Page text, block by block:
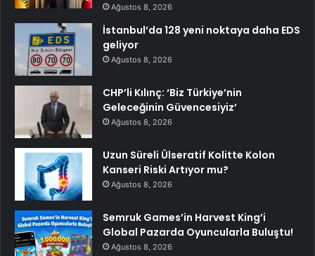
Ağustos 8, 2026
İstanbul’da 128 yeni noktaya daha EDS
geliyor
Ağustos 8, 2026
CHP’li Kılınç: ‘Biz Türkiye’nin
Geleceğinin Güvencesiyiz’
Ağustos 8, 2026
Uzun Süreli Ülseratif Kolitte Kolon
Kanseri Riski Artıyor mu?
Ağustos 8, 2026
Semruk Games’in Harvest King’i
Global Pazarda Oyuncularla Buluştu!
Ağustos 8, 2026